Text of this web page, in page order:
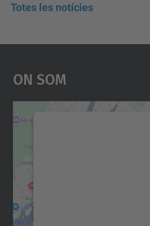
Totes les notícies
On Som